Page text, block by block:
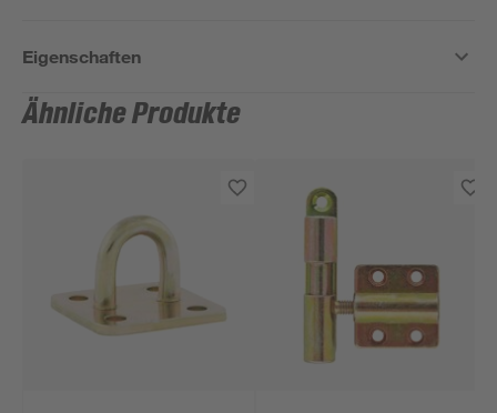
Eigenschaften
Ähnliche Produkte